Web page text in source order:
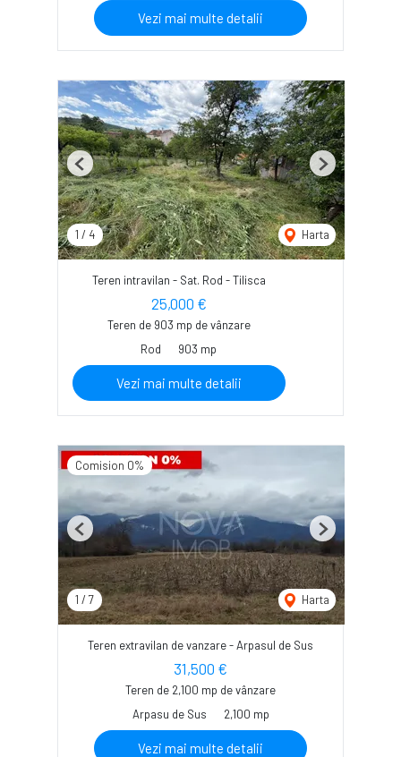
Vezi mai multe detalii
1 / 4 Harta
Previous Next
Teren intravilan - Sat. Rod - Tilisca
25,000 €
Teren de 903 mp de vânzare
Rod
903 mp
Vezi mai multe detalii
Comision 0%
1 / 7 Harta
Previous Next
Teren extravilan de vanzare - Arpasul de Sus
31,500 €
Teren de 2,100 mp de vânzare
Arpasu de Sus
2,100 mp
Vezi mai multe detalii